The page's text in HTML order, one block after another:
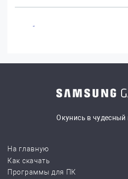
Окунись в чудесный
На главную
Как скачать
Программы для ПК